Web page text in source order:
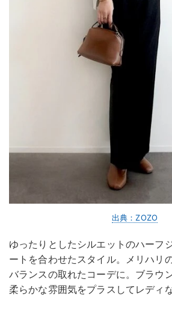
出典：ZOZO
ゆったりとしたシルエットのハーフ
ートを合わせたスタイル。メリハリ
バランスの取れたコーデに。ブラウ
柔らかな雰囲気をプラスしてレディ